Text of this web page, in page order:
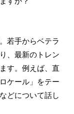
若手からベテラ
、最新のトレン
す。例えば、直
ケール」をテー
どについて話し